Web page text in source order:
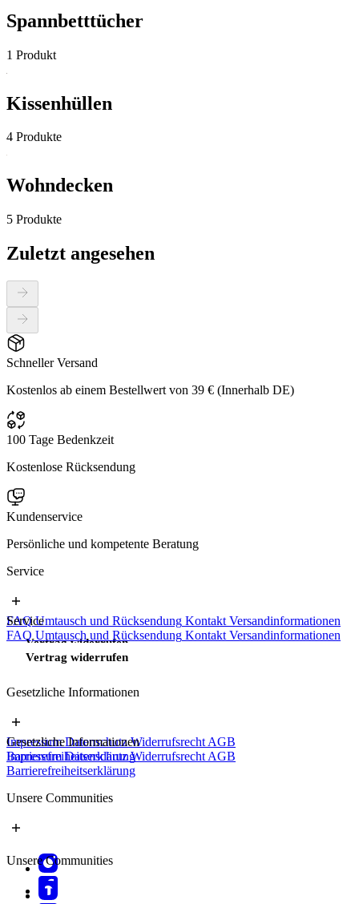
Spannbetttücher
1 Produkt
Kissenhüllen
4 Produkte
Wohndecken
5 Produkte
Zuletzt angesehen
Schneller Versand
Kostenlos ab einem Bestellwert von 39 € (Innerhalb DE)
100 Tage Bedenkzeit
Kostenlose Rücksendung
Kundenservice
Persönliche und kompetente Beratung
Service
FAQ Umtausch und Rücksendung Kontakt Versandinformationen
Vertrag widerrufen
Service
FAQ Umtausch und Rücksendung Kontakt Versandinformationen
Vertrag widerrufen
Gesetzliche Informationen
Impressum Datenschutz Widerrufsrecht AGB
Barrierefreiheitserklärung
Gesetzliche Informationen
Impressum Datenschutz Widerrufsrecht AGB
Barrierefreiheitserklärung
Unsere Communities
Unsere Communities